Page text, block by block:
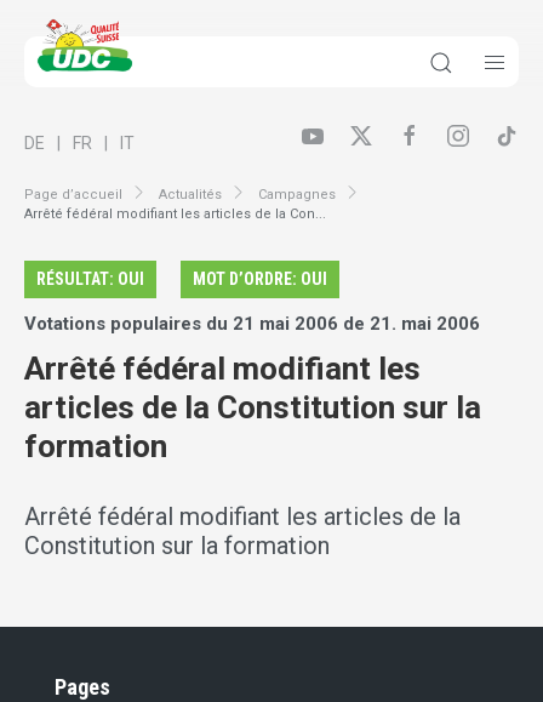
Page d’accueil Actualités
Campagnes
Arrêté fédéral modifiant les articles de la Con...
DE FR IT
RÉSULTAT: OUI MOT D’ORDRE: OUI
Votations populaires du 21 mai 2006 de 21. mai 2006
Arrêté fédéral modifiant les
articles de la Constitution sur la
formation
Arrêté fédéral modifiant les articles de la
Constitution sur la formation
Pages